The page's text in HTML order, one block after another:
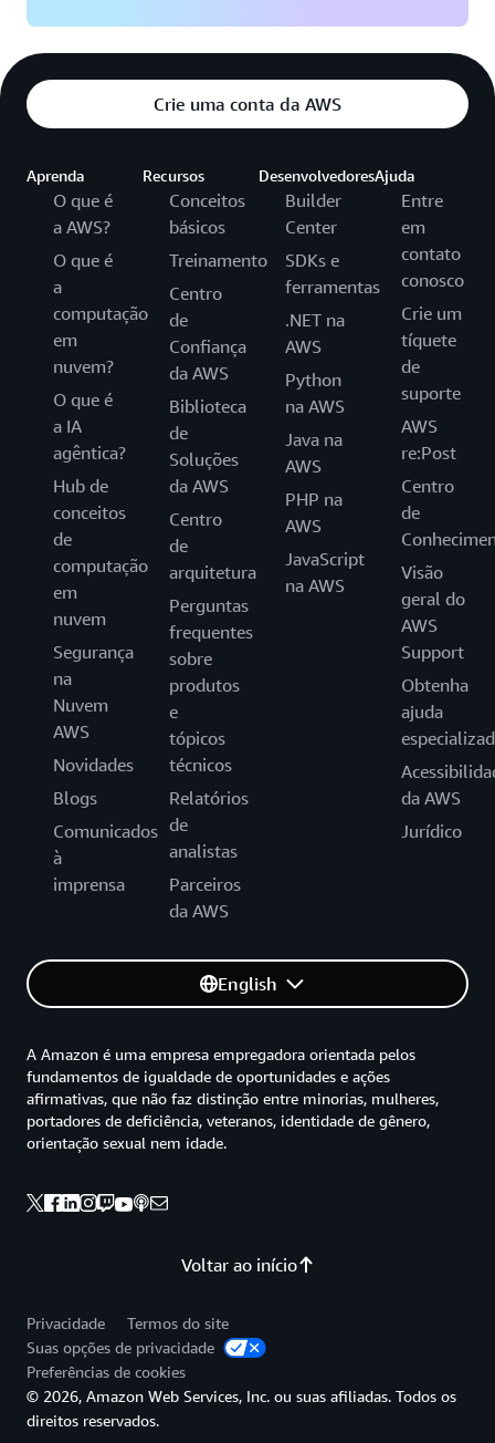
Crie uma conta da AWS
Aprenda
O que é
a AWS?
O que é
a
computação
em
nuvem?
O que é
a IA
agêntica?
Hub de
conceitos
de
computação
em
nuvem
Segurança
na
Nuvem
AWS
Novidades
Blogs
Comunicados
à
imprensa
Recursos
Conceitos
básicos
Treinamento
Centro
de
Confiança
da AWS
Biblioteca
de
Soluções
da AWS
Centro
de
arquitetura
Perguntas
frequentes
sobre
produtos
e
tópicos
técnicos
Relatórios
de
analistas
Parceiros
da AWS
Desenvolvedores
Builder
Center
SDKs e
ferramentas
.NET na
AWS
Python
na AWS
Java na
AWS
PHP na
AWS
JavaScript
na AWS
Ajuda
Entre
em
contato
conosco
Crie um
tíquete
de
suporte
AWS
re:Post
Centro
de
Visão
geral do
AWS
Support
Obtenha
ajuda
da AWS
Jurídico
English
Voltar ao início
A Amazon é uma empresa empregadora orientada pelos
fundamentos de igualdade de oportunidades e ações
afirmativas, que não faz distinção entre minorias, mulheres,
portadores de deficiência, veteranos, identidade de gênero,
orientação sexual nem idade.
Privacidade
Termos do site
Suas opções de privacidade
Preferências de cookies
© 2026, Amazon Web Services, Inc. ou suas afiliadas. Todos os
direitos reservados.